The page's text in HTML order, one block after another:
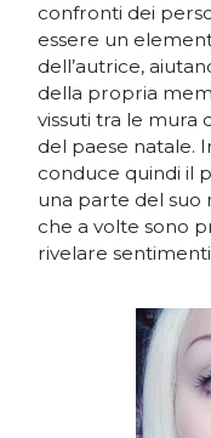
confronti dei
essere un
dell’autrice,
della propria
vissuti tra le mura
del paese natale.
conduce quindi il
una parte del suo
che a volte sono
rivelare